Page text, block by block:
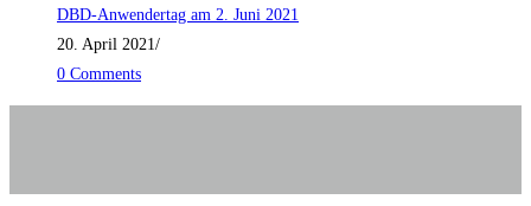
DBD-Anwendertag am 2. Juni 2021
20. April 2021/
0 Comments